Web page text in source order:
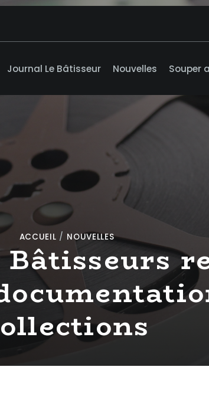
Journal Le Bâtisseur Nouvelles Souper
ACCUEIL / NOUVELLES
Bâtisseurs